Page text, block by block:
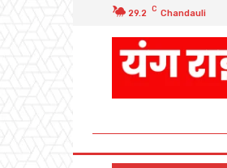
29.2 C Chandauli